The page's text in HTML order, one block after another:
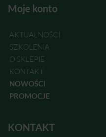
Moje konto
AKTUALNOŚCI
SZKOLENIA
O SKLEPIE
KONTAKT
NOWOŚCI
PROMOCJE
KONTAKT